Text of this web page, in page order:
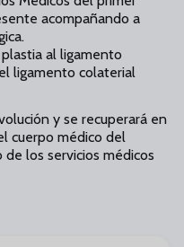
acompañando a
al ligamento
ligamento colaterial
y se recuperará en
cuerpo médico del
los servicios médicos